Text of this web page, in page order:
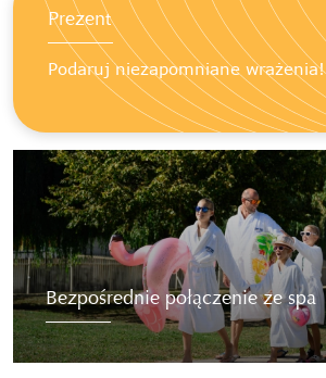
Prezent
Podaruj niezapomniane wrażenia!
Bezpośrednie połączenie ze spa